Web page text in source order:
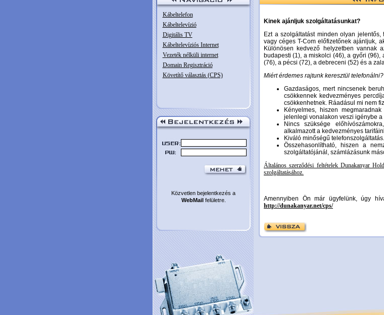
Kábeltelefon
Kábeltelevízió
Digitális TV
Kábeltelevíziós Internet
Vezeték nélküli internet
Domain Regisztráció
Követítő választás (CPS)
Közvetlen bejelentkezés a
WebMailfelületre.
Kinek ajánljuk szolgáltatásunkat?
Ezt a szolgáltatást minden olyan
vagy céges T-Com előfizetőnek ajánljuk,
Különösen kedvező helyzetben
budapesti (1), a miskolci (46), a győri
(76), a pécsi (72), a debreceni (52) és a
Miért érdemes rajtunk keresztül telefonálni?
Gazdaságos, mert nincsenek
csökkennek kedvezményes
csökkenhetnek. Ráadásul mi nem
Kényelmes, hiszen
jelenlegi vonalakon veszi igénybe a
Nincs szüksége
alkalmazott a kedvezményes
Kiváló minőségű telefonszolgáltatás.
Összehasonlítható, hiszen a
szolgáltatójánál, számlázásunk
Általános szerződési feltételek Dunakanyar
szolgáltatásához.
Amennyiben Ön már ügyfelünk, úgy
http://dunakanyar.net/cps/